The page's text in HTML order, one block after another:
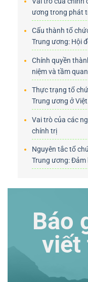
ương trong phát
Cấu thành tổ
Trung ương: Hội
Chính quyền
niệm và tầm
Thực trạng tổ
Trung ương ở
Vai trò của các
chính trị
Nguyên tắc tổ
Trung ương: Đảm
Báo
viết